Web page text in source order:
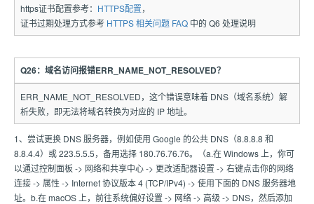
https证书配置参考： HTTPS配置，
证书过期处理方式参考 HTTPS 相关问题 FAQ中的 Q6 处理说明
Q26：域名访问报错ERR_NAME_NOT_RESOLVED？
ERR_NAME_NOT_RESOLVED，这个错误意味着 DNS（域名系统）解
析失败，即无法将域名转换为对应的 IP 地址。
1、尝试更换 DNS 服务器，例如使用 Google 的公共 DNS（8.8.8.8 和
8.8.4.4）或 223.5.5.5，备用选择 180.76.76.76。（a.在 Windows 上，你可
以通过控制面板 -> 网络和共享中心 -> 更改适配器设置 -> 右键点击你的网络
连接 -> 属性 -> Internet 协议版本 4 (TCP/IPv4) -> 使用下面的 DNS 服务器地
址。b.在 macOS 上，前往系统偏好设置 -> 网络 -> 高级 -> DNS，然后添加